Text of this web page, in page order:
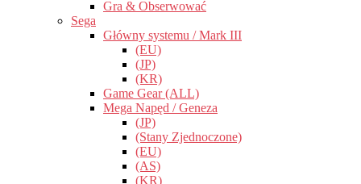
Gra & Obserwować
Sega
Główny systemu / Mark III
(EU)
(JP)
(KR)
Game Gear (ALL)
Mega Napęd / Geneza
(JP)
(Stany Zjednoczone)
(EU)
(AS)
(KR)